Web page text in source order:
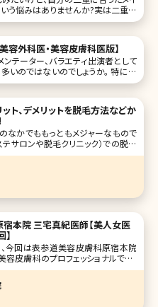
う悩みはありませんか?実は二重に
末広二重・平行二重それぞれの魅力
と、雑誌のモデルのようなパッチリ可
ず容外科医・美容皮膚科医版】
ンテーター、バラエティ出演者として
ではないのでしょうか。 特に美
皮膚科）まわりでは、女医さんはある
高いのは間違いないと思われます。
ト、デメリットを脱毛方法などか
のなかでももっともメジャーなもので
サロンや脱毛クリニック）での脱毛
一つとなってきたとはいえ、やはり
人の方が多いこのご時世ですが、
サロンや脱毛クリニックで行ってい
も
本院 三宅真紀医師【美人女医
今回は表参道美容皮膚科原宿本院
皮膚科のプロフェッショナルで、レ
酸、ボトックスなどのアンチエイジン
く、数多くの症例を経験されていま
お肌のケア法から医師の指導法まで